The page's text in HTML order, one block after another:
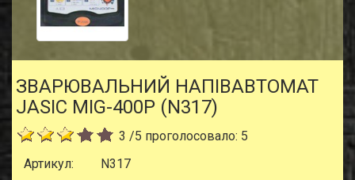
ЗВАРЮВАЛЬНИЙ НАПІВАВТОМАТ
JASIC MIG-400P (N317)
3 /5 проголосовало: 5
Артикул:
N317